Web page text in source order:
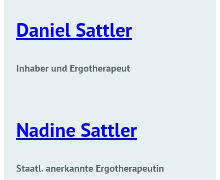
Daniel Sattler
Inhaber und Ergotherapeut
Nadine Sattler
Staatl. anerkannte Ergotherapeutin